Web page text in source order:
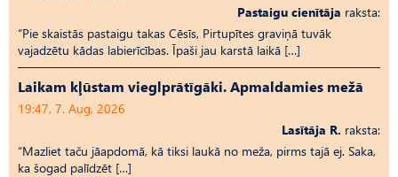
Pastaigu cienītāja raksta:
“Pie skaistās pastaigu takas Cēsīs, Pirtupītes graviņā tuvāk
vajadzētu kādas labierīcības. Īpaši jau karstā laikā […]
Laikam kļūstam vieglprātīgāki. Apmaldamies mežā
19:47, 7. Aug, 2026
Lasītāja R. raksta:
“Mazliet taču jāapdomā, kā tiksi laukā no meža, pirms tajā ej. Saka,
ka šogad palīdzēt […]